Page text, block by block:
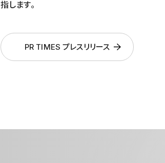
指します。
PR TIMES プレスリリース